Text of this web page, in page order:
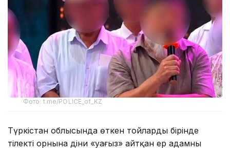
Фото: t.me/POLICE_of_KZ
Түркістан облысында өткен тойлардың бірінде
тілектің орнына діни «уағыз» айтқан ер адамның